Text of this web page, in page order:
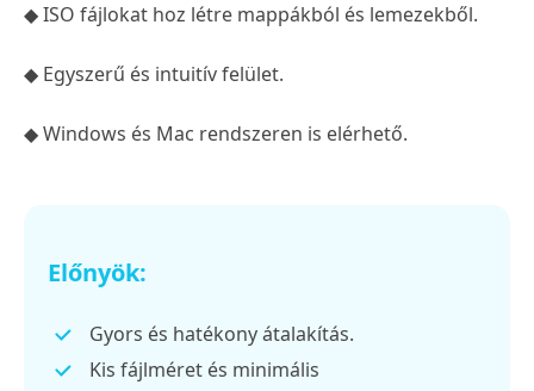
◆ ISO fájlokat hoz létre mappákból és lemezekből.
◆ Egyszerű és intuitív felület.
◆ Windows és Mac rendszeren is elérhető.
Előnyök:
Gyors és hatékony átalakítás.
Kis fájlméret és minimális